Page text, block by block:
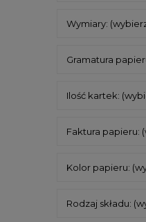
Wymiary:
Gramatura
Ilość kartek:
Faktura papieru:
Kolor papieru:
Rodzaj składu: